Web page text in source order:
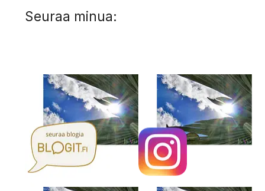
Seuraa minua: